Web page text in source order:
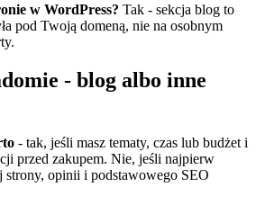
w WordPress? Tak - sekcja blog to
pod Twoją domeną, nie na osobnym
- blog albo inne
- tak, jeśli masz tematy, czas lub budżet i
przed zakupem. Nie, jeśli najpierw
strony, opinii i podstawowego SEO